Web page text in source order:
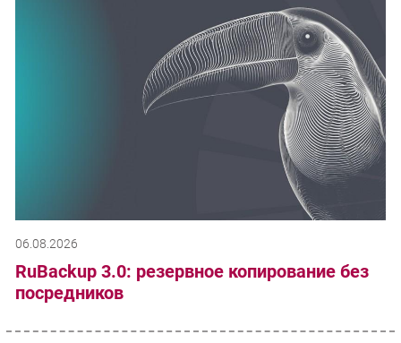
06.08.2026
RuBackup 3.0: резервное копирование без
посредников